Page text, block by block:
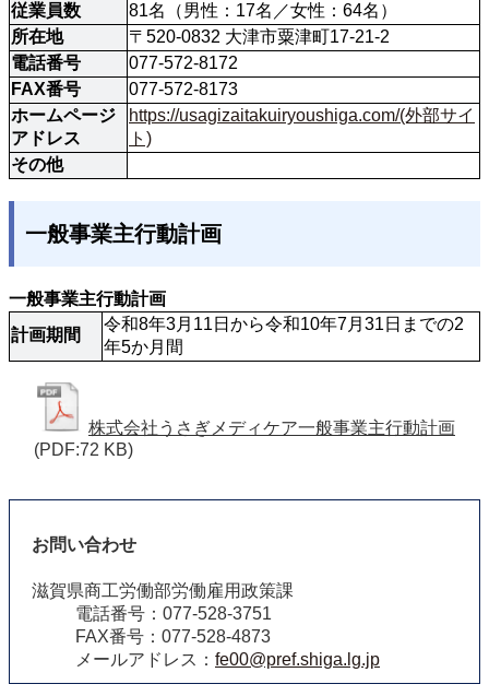
従業員数
81名（男性：17名／女性：64名）
所在地
〒520-0832 大津市粟津町17-21-2
電話番号
077-572-8172
FAX番号
077-572-8173
ホームページ
アドレス
https://usagizaitakuiryoushiga.com/(外部サイ
ト)
その他
一般事業主行動計画
一般事業主行動計画
計画期間
令和8年3月11日から令和10年7月31日までの2
年5か月間
株式会社うさぎメディケア一般事業主行動計画
(PDF:72 KB)
お問い合わせ
滋賀県商工労働部労働雇用政策課
電話番号：077-528-3751
FAX番号：077-528-4873
メールアドレス： fe00@pref.shiga.lg.jp